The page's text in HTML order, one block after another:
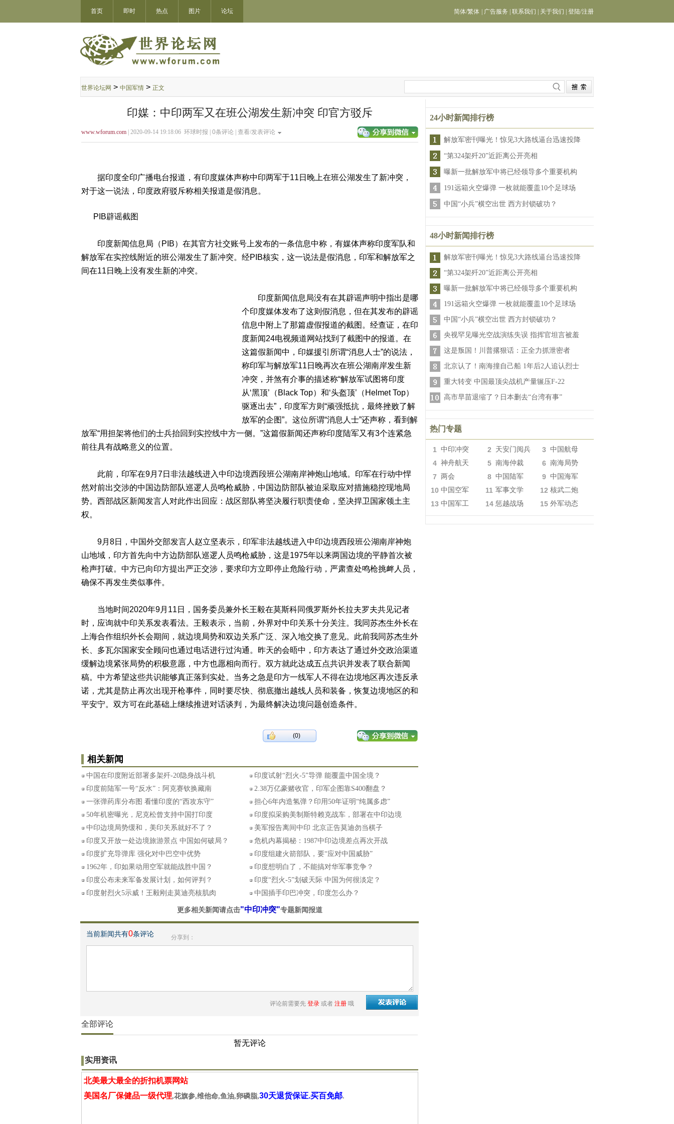
首页 即时 热点 图片 论坛 简体/繁体 广告服务 联系我们 关于我们 登陆/注册
世界论坛网 > 中国军情 > 正文
印媒：中印两军又在班公湖发生新冲突 印官方驳斥
www.wforum.com | 2020-09-14 19:18:06 环球时报 | 0条评论 | 查看/发表评论
据印度全印广播电台报道，有印度媒体声称中印两军于11日晚上在班公湖发生了新冲突，
对于这一说法，印度政府驳斥称相关报道是假消息。
PIB辟谣截图
印度新闻信息局（PIB）在其官方社交账号上发布的一条信息中称，有媒体声称印度军队和
解放军在实控线附近的班公湖发生了新冲突。经PIB核实，这一说法是假消息，印军和解放军之
间在11日晚上没有发生新的冲突。
印度新闻信息局没有在其辟谣声明中指出是哪
个印度媒体发布了这则假消息，但在其发布的辟谣
信息中附上了那篇虚假报道的截图。经查证，在印
度新闻24电视频道网站找到了截图中的报道。在
这篇假新闻中，印媒援引所谓“消息人士”的说法，
称印军与解放军11日晚再次在班公湖南岸发生新
冲突，并煞有介事的描述称“解放军试图将印度
从‘黑顶’（Black Top）和‘头盔顶’（Helmet Top）
驱逐出去”，印度军方则“顽强抵抗，最终挫败了解
放军的企图”。这位所谓“消息人士”还声称，看到解
放军“用担架将他们的士兵抬回到实控线中方一侧。”这篇假新闻还声称印度陆军又有3个连紧急
前往具有战略意义的位置。
此前，印军在9月7日非法越线进入中印边境西段班公湖南岸神炮山地域。印军在行动中悍
然对前出交涉的中国边防部队巡逻人员鸣枪威胁，中国边防部队被迫采取应对措施稳控现地局
势。西部战区新闻发言人对此作出回应：战区部队将坚决履行职责使命，坚决捍卫国家领土主
权。
9月8日，中国外交部发言人赵立坚表示，印军非法越线进入中印边境西段班公湖南岸神炮
山地域，印方首先向中方边防部队巡逻人员鸣枪威胁，这是1975年以来两国边境的平静首次被
枪声打破。中方已向印方提出严正交涉，要求印方立即停止危险行动，严肃查处鸣枪挑衅人员，
确保不再发生类似事件。
当地时间2020年9月11日，国务委员兼外长王毅在莫斯科同俄罗斯外长拉夫罗夫共见记者
时，应询就中印关系发表看法。王毅表示，当前，外界对中印关系十分关注。我同苏杰生外长在
上海合作组织外长会期间，就边境局势和双边关系广泛、深入地交换了意见。此前我同苏杰生外
长、多瓦尔国家安全顾问也通过电话进行过沟通。昨天的会晤中，印方表达了通过外交政治渠道
缓解边境紧张局势的积极意愿，中方也愿相向而行。双方就此达成五点共识并发表了联合新闻
稿。中方希望这些共识能够真正落到实处。当务之急是印方一线军人不得在边境地区再次违反承
诺，尤其是防止再次出现开枪事件，同时要尽快、彻底撤出越线人员和装备，恢复边境地区的和
平安宁。双方可在此基础上继续推进对话谈判，为最终解决边境问题创造条件。
(0)
相关新闻
中国在印度附近部署多架歼-20隐身战斗机
印度试射“烈火-5”导弹 能覆盖中国全境？
印度前陆军一号“反水”：阿克赛钦换藏南
2.38万亿豪赌收官，印军企图靠S400翻盘？
一张弹药库分布图 看懂印度的“西攻东守”
担心6年内造氢弹？印用50年证明“纯属多虑”
50年机密曝光，尼克松曾支持中国打印度
印度拟采购美制斯特赖克战车，部署在中印边境
中印边境局势缓和，美印关系就好不了？
美军报告离间中印 北京正告莫迪勿当棋子
印度又开放一处边境旅游景点 中国如何破局？
危机内幕揭秘：1987中印边境差点再次开战
印度扩充导弹库 强化对中巴空中优势
印度组建火箭部队，要“应对中国威胁”
1962年，印如果动用空军就能战胜中国？
印度想明白了，不能搞对华军事竞争？
印度公布未来军备发展计划，如何评判？
印度“烈火-5”划破天际 中国为何很淡定？
印度射烈火5示威！王毅刚走莫迪亮核肌肉
中国插手印巴冲突，印度怎么办？
更多相关新闻请点击"中印冲突"专题新闻报道
当前新闻共有0条评论 分享到：
评论前需要先 登录 或者 注册 哦
全部评论
暂无评论
实用资讯
北美最大最全的折扣机票网站
美国名厂保健品一级代理,花旗参,维他命,鱼油,卵磷脂,30天退货保证.买百免邮.
24小时新闻排行榜
解放军密刊曝光！惊见3大路线逼台迅速投降
“第324架歼20”近距离公开亮相
曝新一批解放军中将已经领导多个重要机构
191远箱火空爆弹 一枚就能覆盖10个足球场
中国“小兵”横空出世 西方封锁破功？
48小时新闻排行榜
解放军密刊曝光！惊见3大路线逼台迅速投降
“第324架歼20”近距离公开亮相
曝新一批解放军中将已经领导多个重要机构
191远箱火空爆弹 一枚就能覆盖10个足球场
中国“小兵”横空出世 西方封锁破功？
央视罕见曝光空战演练失误 指挥官坦言被羞
这是叛国！川普撂狠话：正全力抓泄密者
北京认了！南海撞自己船 1年后2人追认烈士
重大转变 中国最顶尖战机产量辗压F-22
高市早苗退缩了？日本删去“台湾有事”
热门专题
1 中印冲突 2 天安门阅兵 3 中国航母
4 神舟航天 5 南海仲裁 6 南海局势
7 两会 8 中国陆军 9 中国海军
10 中国空军 11 军事文学 12 核武二炮
13 中国军工 14 惩越战场 15 外军动态